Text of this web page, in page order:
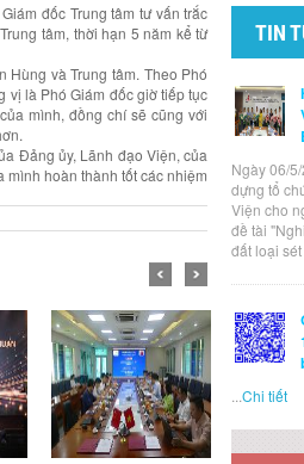
đốc Trung tâm tư vấn trắc
tâm, thời hạn 5 năm kể từ
và Trung tâm. Theo Phó
vị là Phó Giám đốc giờ tiếp tục
mình, đồng chí sẽ cũng với
Đảng ủy, Lãnh đạo Viện, của
mình hoàn thành tốt các nhiệm
TIN
Ngày 06/
dựng tổ
Viện cho
đề tài
đất loại
...Chi tiết